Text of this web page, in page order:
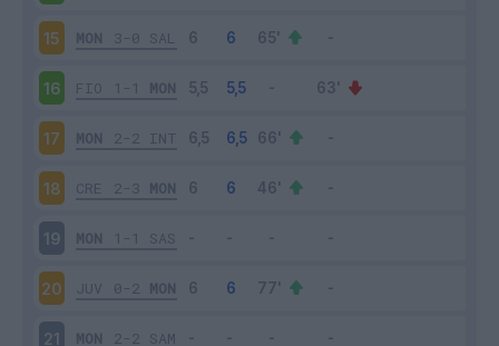
15 MON 3-0 SAL
16 FIO 1-1 MON
17 MON 2-2 INT
18 CRE 2-3 MON
19 MON 1-1 SAS
20 JUV 0-2 MON
21 MON 2-2 SAM